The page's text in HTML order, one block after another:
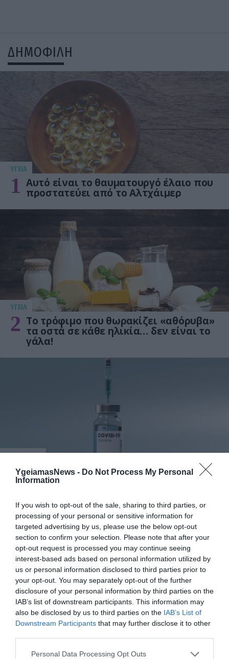
YgeiamasNews - Do Not Process My Personal
Information
If you wish to opt-out of the sale, sharing to third parties, or
processing of your personal or sensitive information for
targeted advertising by us, please use the below opt-out
section to confirm your selection. Please note that after your
opt-out request is processed you may continue seeing
interest-based ads based on personal information utilized by
us or personal information disclosed to third parties prior to
your opt-out. You may separately opt-out of the further
disclosure of your personal information by third parties on the
IAB’s list of downstream participants. This information may
also be disclosed by us to third parties on the IAB’s List of
Downstream Participants that may further disclose it to other
Please note that this website/app uses one or more Google
Personal Data Processing Opt Outs
ΔΗΜΟΦΙΛΗ
ΥΓΕΙΑ
1 Αυτό είναι το θαυματουργό έλαιο που
προστατεύει από το Αλτχάιμερ
ΥΓΕΙΑ
2 Το τρόφιμο που θωρακίζει «αθόρυβα»
τα οστά σε κάθε ηλικία… δεν είναι το
γάλα!
ΦΑΡΜΑΚΑ
3 Ανατροπή δεδομένων στα εμβόλια
mRNA: Οι εμβολιασμένοι πεθαίνουν
KΑΡΔΙΑ
4 Ποιοι είναι οι φυσιολογικοί καρδιακοί
παλμοί και ποια τα επικίνδυνα όρια –
Πότε πρέπει να ανησυχήσετε